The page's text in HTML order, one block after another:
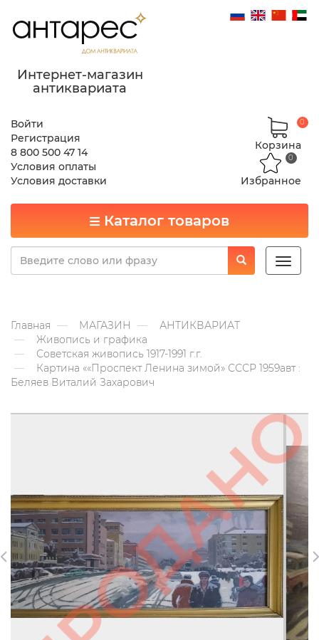
Интернет-магазин
антиквариата
Войти
Регистрация
8 800 500 47 14
Условия оплаты
Условия доставки
Корзина
0
Избранное
0
Каталог товаров
Toggle
Главная МАГАЗИН
АНТИКВАРИАТ
Живопись и графика
Советская живопись 1917-1991 г.г.
Картина ««Проспект Ленина зимой» СССР 1959авт :
Беляев Виталий Захарович